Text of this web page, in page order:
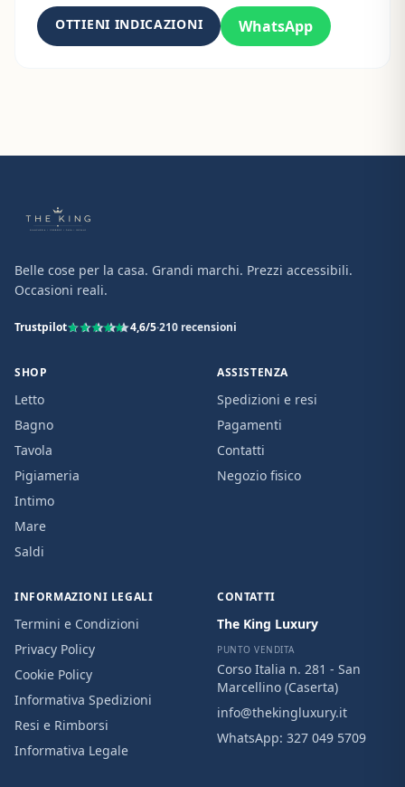
OTTIENI INDICAZIONI WhatsApp
Belle cose per la casa. Grandi marchi. Prezzi accessibili.
Occasioni reali.
Trustpilot 4,6/5·210 recensioni
SHOP
Letto
Bagno
Tavola
Pigiameria
Intimo
Mare
Saldi
ASSISTENZA
Spedizioni e resi
Pagamenti
Contatti
Negozio fisico
INFORMAZIONI LEGALI
Termini e Condizioni
Privacy Policy
Cookie Policy
Informativa Spedizioni
Resi e Rimborsi
Informativa Legale
CONTATTI
The King Luxury
PUNTO VENDITA
Corso Italia n. 281 - San
Marcellino (Caserta)
info@thekingluxury.it
WhatsApp: 327 049 5709